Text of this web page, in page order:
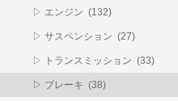
▷ エンジン (132)
▷ サスペンション (27)
▷ トランスミッション (33)
▷ ブレーキ (38)